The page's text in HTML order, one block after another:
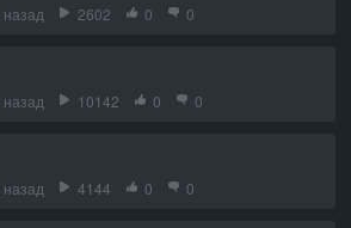
2602 0 0
10142 0 0
4144 0 0